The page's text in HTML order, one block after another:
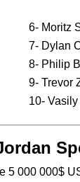
6- Moritz
7- Dylan
8- Philip
9-Trevor
10-
5 000 000$